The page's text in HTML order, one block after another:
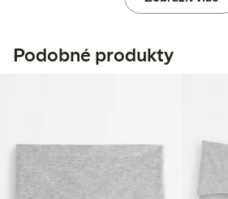
Podobné produkty